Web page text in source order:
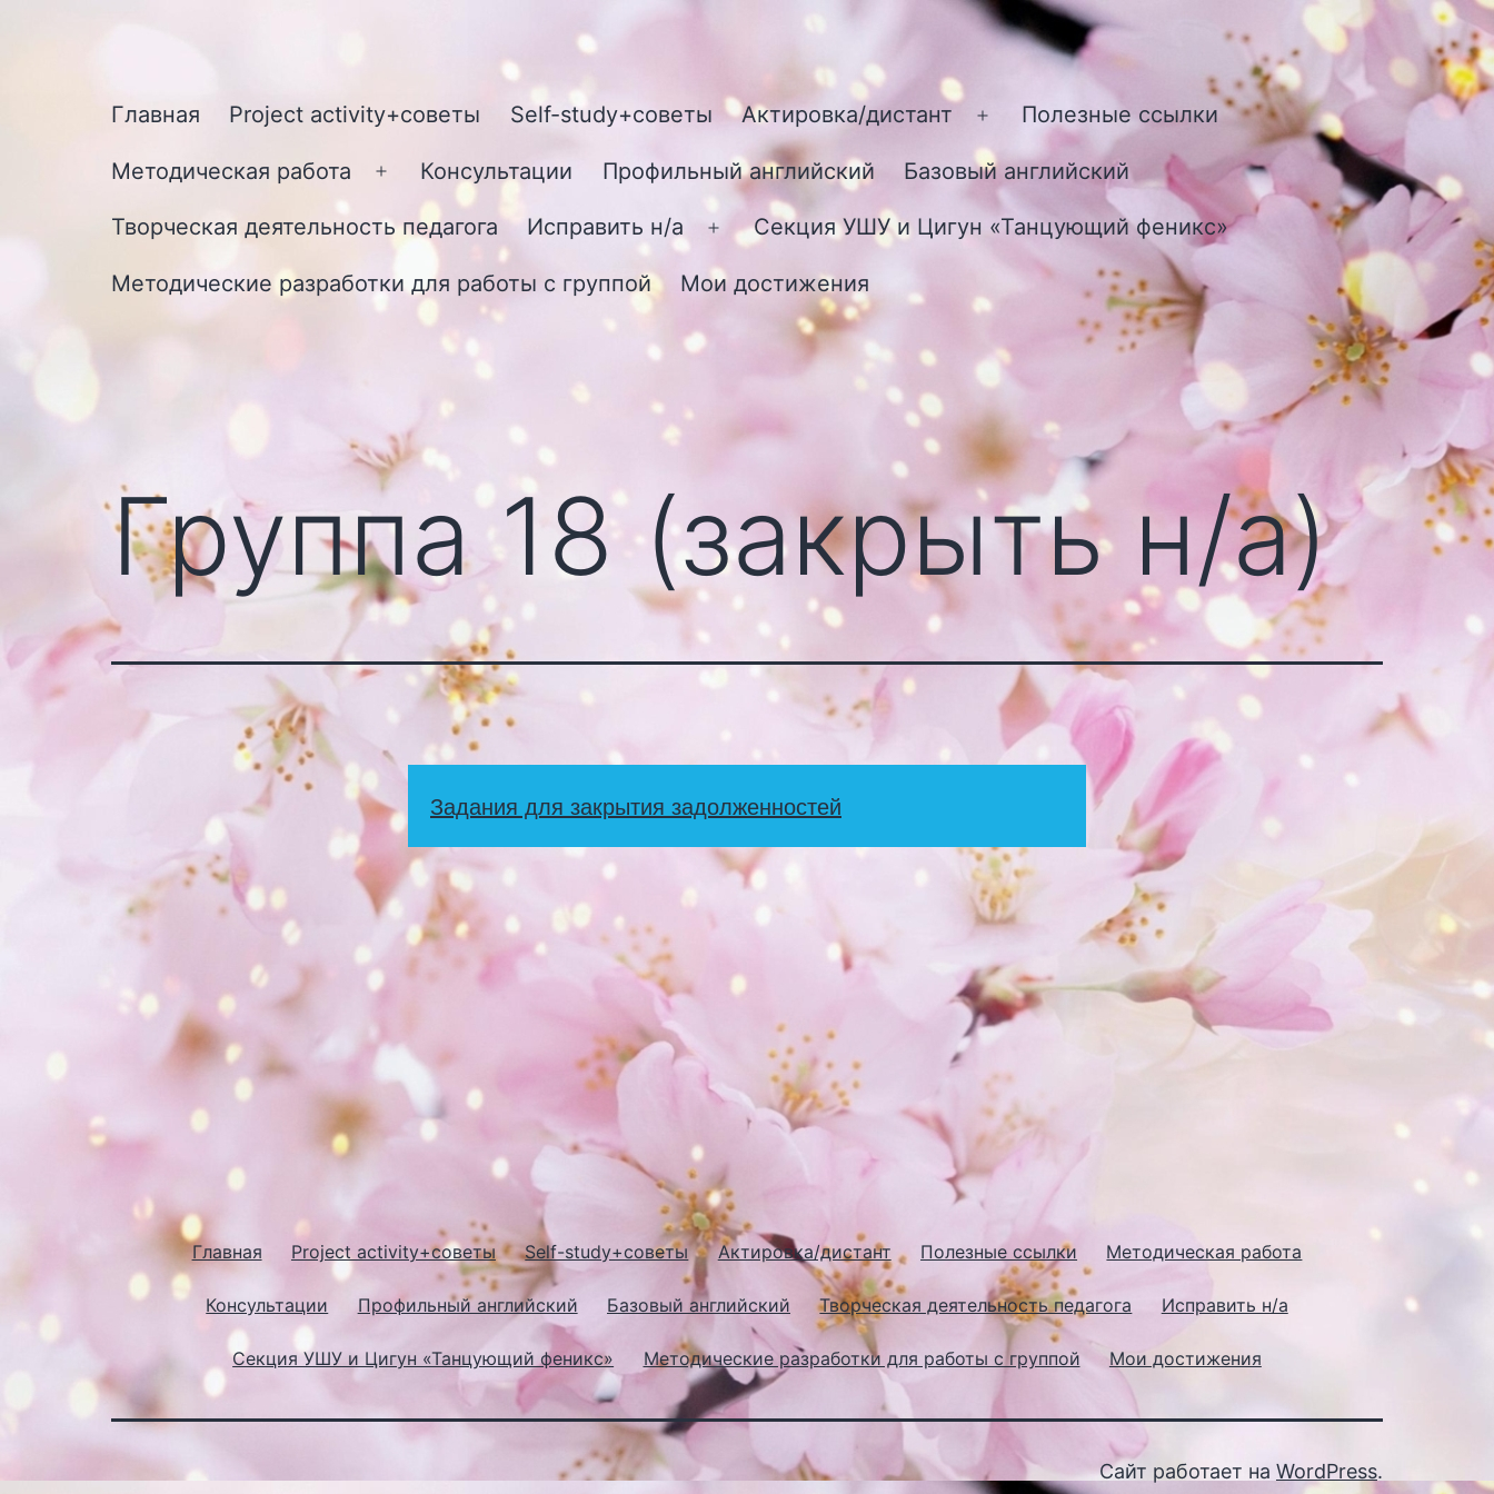
Главная Project activity+советы Self-study+советы Актировка/дистант
Открыть
меню
Полезные ссылки
Методическая работа
Открыть
меню
Консультации Профильный английский Базовый английский
Творческая деятельность педагога Исправить н/а
Открыть
меню
Секция УШУ и Цигун «Танцующий феникс»
Методические разработки для работы с группой Мои достижения
Группа 18 (закрыть н/а)
Задания для закрытия задолженностей
Главная Project activity+советы Self-study+советы Актировка/дистант Полезные ссылки Методическая работа
Консультации Профильный английский Базовый английский Творческая деятельность педагога Исправить н/а
Секция УШУ и Цигун «Танцующий феникс» Методические разработки для работы с группой Мои достижения
Сайт работает на WordPress.